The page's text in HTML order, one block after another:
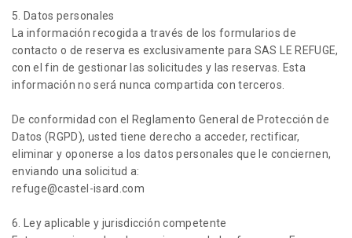
5. Datos personales
La información recogida a través de los formularios de
contacto o de reserva es exclusivamente para SAS LE REFUGE,
con el fin de gestionar las solicitudes y las reservas. Esta
información no será nunca compartida con terceros.
De conformidad con el Reglamento General de Protección de
Datos (RGPD), usted tiene derecho a acceder, rectificar,
eliminar y oponerse a los datos personales que le conciernen,
enviando una solicitud a:
refuge@castel-isard.com
6. Ley aplicable y jurisdicción competente